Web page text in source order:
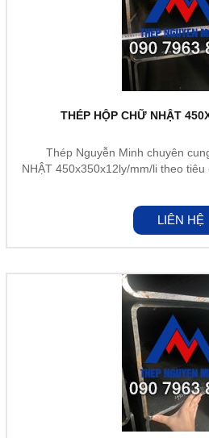
THÉP HỘP CHỮ NHẬT
Thép Nguyễn Minh chuyên
NHẬT 450x350x12ly/mm/li theo
LIÊN HỆ